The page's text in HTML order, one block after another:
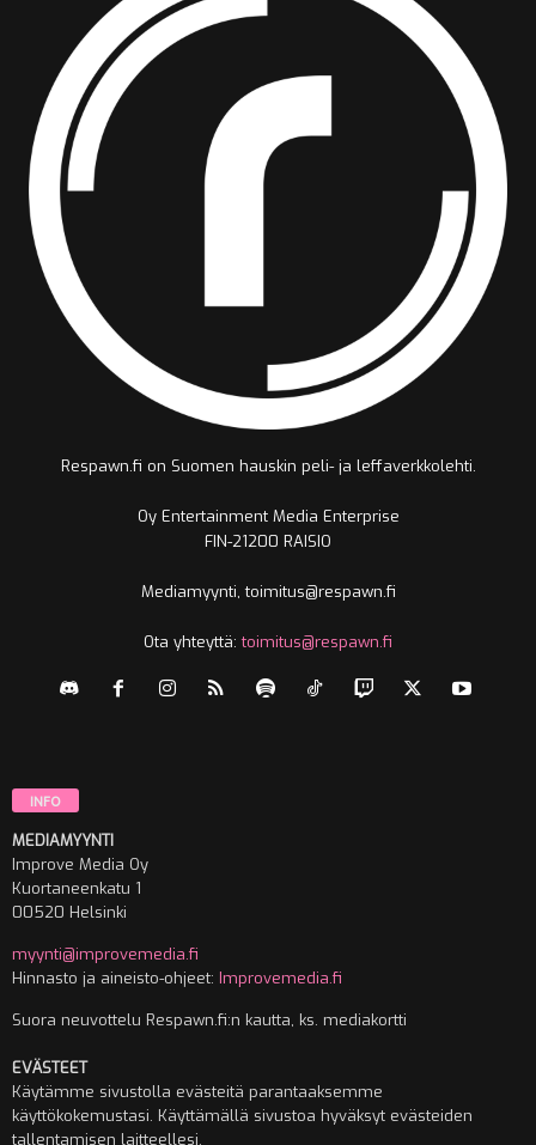
Respawn.fi on Suomen hauskin peli- ja leffaverkkolehti.
Oy Entertainment Media Enterprise
FIN-21200 RAISIO
Mediamyynti, toimitus@respawn.fi
Ota yhteyttä:toimitus@respawn.fi
INFO
MEDIAMYYNTI
Improve Media Oy
Kuortaneenkatu 1
00520 Helsinki
myynti@improvemedia.fi
Hinnasto ja aineisto-ohjeet: Improvemedia.fi
Suora neuvottelu Respawn.fi:n kautta, ks. mediakortti
EVÄSTEET
Käytämme sivustolla evästeitä parantaaksemme
käyttökokemustasi. Käyttämällä sivustoa hyväksyt evästeiden
tallentamisen laitteellesi.